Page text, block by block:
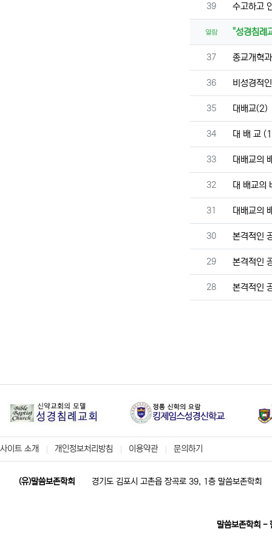
번호
39 수고하고
열람 "성경침례
번호
37 종교개혁
번호
36 비성경적
번호
35 대배교(2)
번호
34 대 배 교
번호
33 대배교의
번호
32 대 배교의
번호
31 대배교의
번호
30 본격적인
번호
29 본격적인
번호
28 본격적인
사이트 소개 개인정보처리방침 이용약관 문의하기
(유)말씀보존학회 경기도 김포시 고촌읍 장곡로 39, 1층 말씀보존학회
말씀보존학회 -